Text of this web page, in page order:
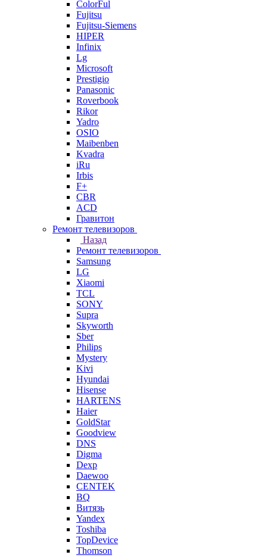
ColorFul
Fujitsu
Fujitsu-Siemens
HIPER
Infinix
Lg
Microsoft
Prestigio
Panasonic
Roverbook
Rikor
Yadro
OSIO
Maibenben
Kvadra
iRu
Irbis
F+
CBR
ACD
Гравитон
Ремонт телевизоров
Назад
Ремонт телевизоров
Samsung
LG
Xiaomi
TCL
SONY
Supra
Skyworth
Sber
Philips
Mystery
Kivi
Hyundai
Hisense
HARTENS
Haier
GoldStar
Goodview
DNS
Digma
Dexp
Daewoo
CENTEK
BQ
Витязь
Yandex
Toshiba
TopDevice
Thomson